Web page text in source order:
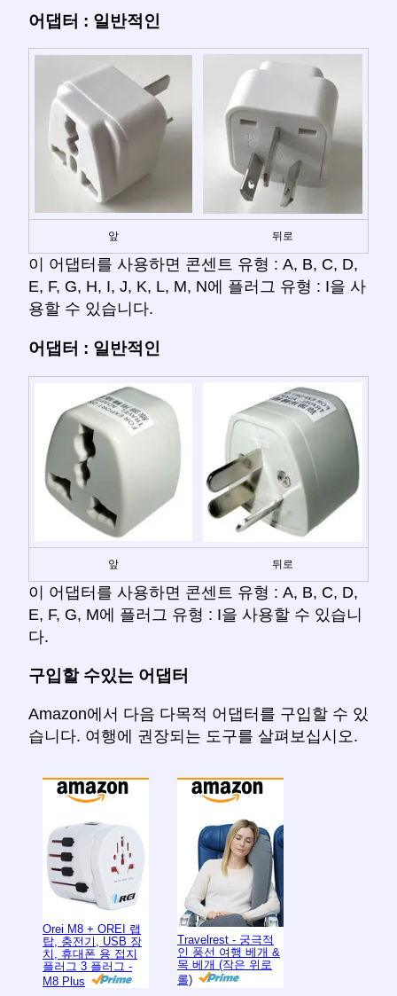
어댑터 : 일반적인
앞 뒤로
이 어댑터를 사용하면 콘센트 유형 : A, B, C, D,
E, F, G, H, I, J, K, L, M, N에 플러그 유형 : I을 사
용할 수 있습니다.
어댑터 : 일반적인
앞 뒤로
이 어댑터를 사용하면 콘센트 유형 : A, B, C, D,
E, F, G, M에 플러그 유형 : I을 사용할 수 있습니
다.
구입할 수있는 어댑터
Amazon에서 다음 다목적 어댑터를 구입할 수 있
습니다. 여행에 권장되는 도구를 살펴보십시오.
Orei M8 + OREI 랩
탑, 충전기, USB 장
치, 휴대폰 용 접지
플러그 3 플러그 -
M8 Plus
Travelrest - 궁극적
인 풍선 여행 베개 &
목 베개 (작은 위로
롤)